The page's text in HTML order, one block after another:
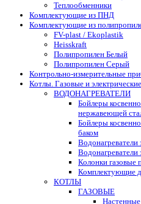
Теплообменники
Комплектующие из ПНД
Комплектующие из
FV-plast / Ekoplastik
Heisskraft
Полипропилен Белый
Полипропилен Серый
Контрольно-измерительные
Котлы. Газовые и
ВОДОНАГРЕВАТЕЛИ
Бойлеры
нержавеющей
Бойлеры
баком
Водонагреватели
Водонагреватели
Колонки газовые
Комплектующие
КОТЛЫ
ГАЗОВЫЕ
Настенные